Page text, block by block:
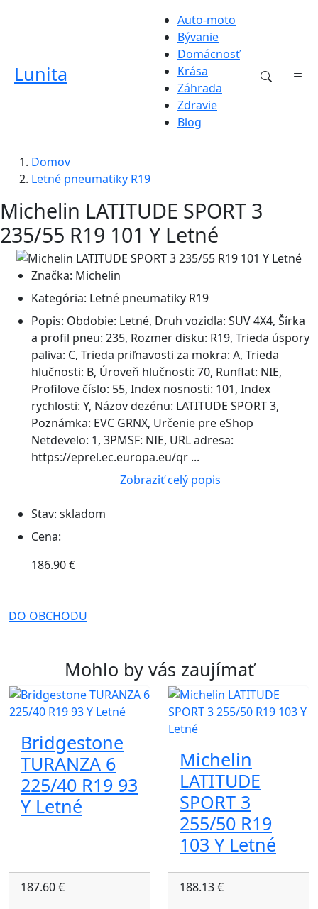
Lunita
Auto-moto
Bývanie
Domácnosť
Krása
Záhrada
Zdravie
Blog
Domov
Letné pneumatiky R19
Michelin LATITUDE SPORT 3
235/55 R19 101 Y Letné
Značka: Michelin
Kategória: Letné pneumatiky R19
Popis: Obdobie: Letné, Druh vozidla: SUV 4X4, Šírka
a profil pneu: 235, Rozmer disku: R19, Trieda úspory
paliva: C, Trieda priľnavosti za mokra: A, Trieda
hlučnosti: B, Úroveň hlučnosti: 70, Runflat: NIE,
Profilove číslo: 55, Index nosnosti: 101, Index
rychlosti: Y, Názov dezénu: LATITUDE SPORT 3,
Poznámka: EVC GRNX, Určenie pre eShop
Netdevelo: 1, 3PMSF: NIE, URL adresa:
https://eprel.ec.europa.eu/qr ...
Zobraziť celý popis
Stav: skladom
Cena:
186.90 €
DO OBCHODU
Mohlo by vás zaujímať
Bridgestone
TURANZA 6
225/40 R19 93
Y Letné
187.60 €
Michelin
LATITUDE
SPORT 3
255/50 R19
103 Y Letné
188.13 €